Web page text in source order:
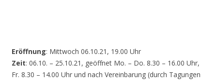
Eröffnung: Mittwoch 06.10.21, 19.00 Uhr
Zeit: 06.10. – 25.10.21, geöffnet Mo. – Do. 8.30 – 16.00 Uhr,
Fr. 8.30 – 14.00 Uhr und nach Vereinbarung (durch Tagungen